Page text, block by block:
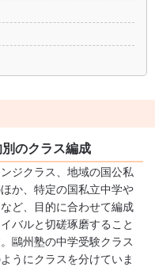
のクラス編成
ジクラス、地域の国公私
か、特定の国私立中学や
ど、目的に合わせて編成
バルと切磋琢磨すること
鷗州塾の中学受験クラス
うにクラスを分けていま